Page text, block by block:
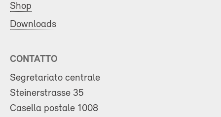
Shop
Downloads
CONTATTO
Segretariato centrale
Steinerstrasse 35
Casella postale 1008